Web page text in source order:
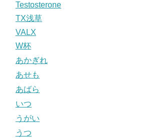
Testosterone
TX浅草
VALX
W杯
あかぎれ
あせも
あばら
いつ
うがい
うつ